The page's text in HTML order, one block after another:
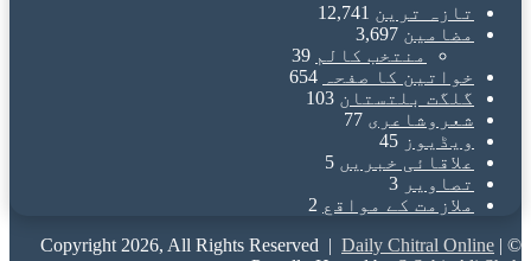
تازہ ترین 12,741
مضامین 3,697
منتخب کالم 39
خواتین کا صفحہ
654
گلگت بلتستان 103
شعروشاعری 77
ویڈیوز 45
علاقائی خبریں 5
تصاویر 3
ملازمت کے مواقع 2
© Copyright 2026, All Rights Reserved |
Daily Chitral Online |